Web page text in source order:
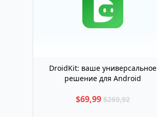
DroidKit: ваше универсальное
решение для Android
$69,99 $269,92